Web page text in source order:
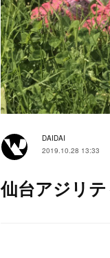
DAIDAI
2019.10.28 13:33
仙台アジリ